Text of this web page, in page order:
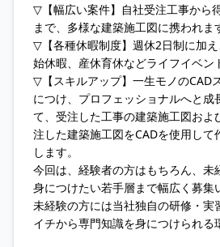
▽【幅広い案件】自社受注工事から
まで、多様な建築施工図に携われま
▽【各種休暇制度】週休2日制に加
始休暇、産休育休などライフイベン
▽【スキルアップ】一生モノのCAD
につけ、プロフェッショナルへと成
て、受注した工事の建築施工図およ
注した建築施工図をCADを使用して
します。
今回は、経験者の方はもちろん、未
身につけたい若手層まで幅広く募集
未経験の方には当社独自の研修・実
イチから専門知識を身につけられる